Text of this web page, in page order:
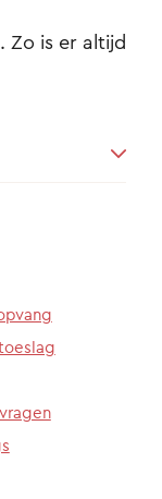
Zo is er altijd